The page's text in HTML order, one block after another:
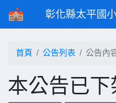
彰化縣太平國
首頁 公告列表 公告內
本公告已下